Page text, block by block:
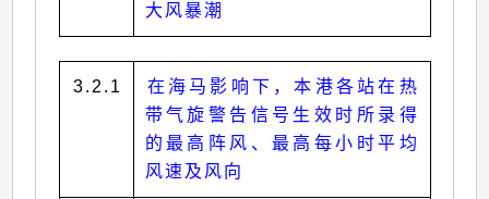
大风暴潮
3.2.1
在海马影响下，本港各站在热
带气旋警告信号生效时所录得
的最高阵风、最高每小时平均
风速及风向